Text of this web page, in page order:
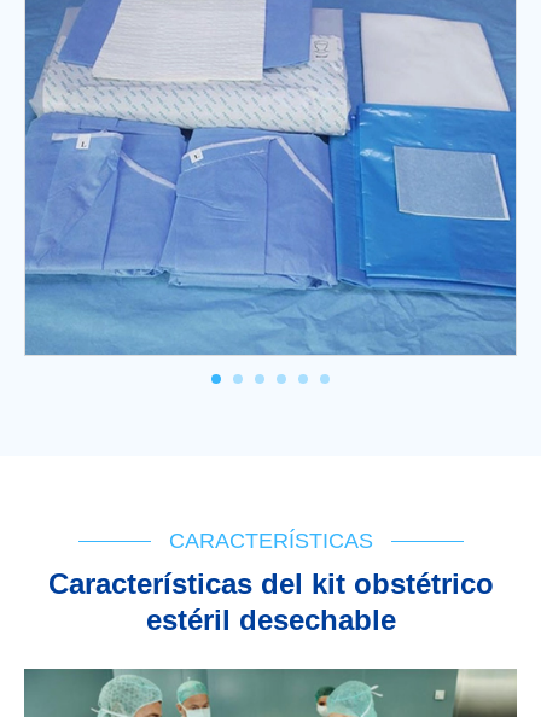
para los procedimientos obstétricos. Son particularmente
importantes en situaciones de emergencia y en entornos
de atención médica con recursos limitados donde el
acceso a equipos estériles puede ser limitado. El
contenido del kit debe usarse de acuerdo con los
protocolos clínicos establecidos y las pautas para
garantizar la seguridad y el bienestar tanto de la madre
como del recién nacido.
CARACTERÍSTICAS
Características del kit obstétrico
estéril desechable